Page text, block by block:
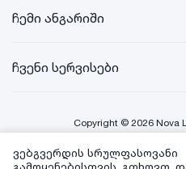
ჩემი ანგარიში
ჩვენი სერვისები
Copyright © 2026 Nova
ვებგვერდის სრულფასოვანი
გამოყენებისთვის, გთხოვთ,